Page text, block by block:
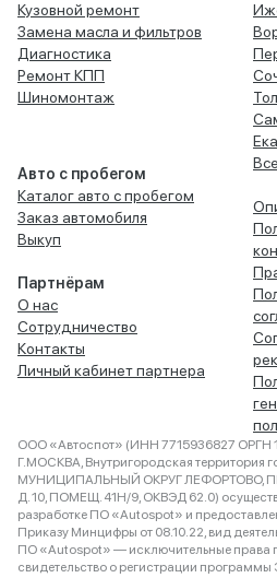
Кузовной ремонт
Замена масла и фильтров
Диагностика
Ремонт КПП
Шиномонтаж
Авто с пробегом
Каталог авто с пробегом
Заказ автомобиля
Выкуп
Партнёрам
О нас
Сотрудничество
Контакты
Личный кабинет партнера
ООО «Автоспот» (ИНН 7715936827 ОРГН
Г.МОСКВА, Внутригородская территория
МУНИЦИПАЛЬНЫЙ ОКРУГ ЛЕФОРТОВО,
Д. 10, ПОМЕЩ. 41Н/9, ОКВЭД 62.0)
разработке ПО «Autospot» и
Приказу Минцифры от 08.10.22, вид
ПО «Autospot» — исключительные права
свидетельство о регистрации